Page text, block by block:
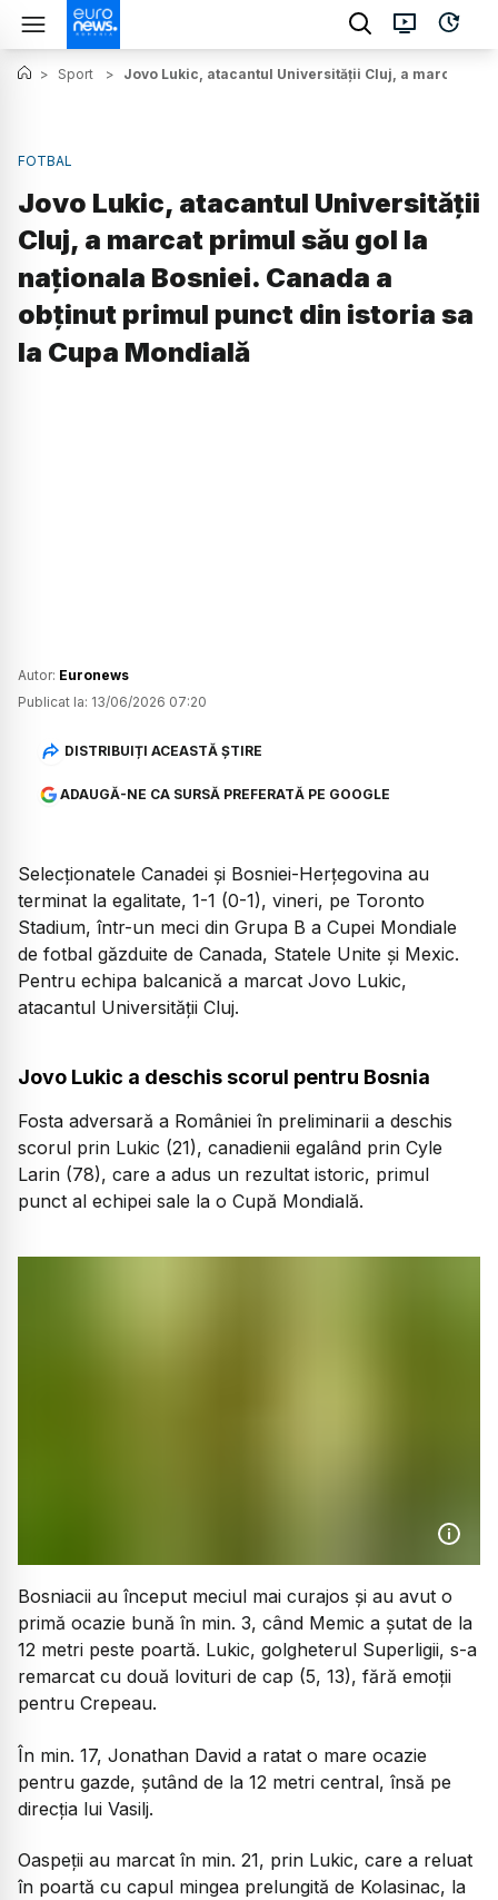
> Sport > Jovo Lukic, atacantul Universității Cluj, a marcat
FOTBAL
Jovo Lukic, atacantul Universității
Cluj, a marcat primul său gol la
naționala Bosniei. Canada a
obținut primul punct din istoria sa
la Cupa Mondială
Autor: Euronews
Publicat la: 13/06/2026 07:20
DISTRIBUIȚI ACEASTĂ ȘTIRE
ADAUGĂ-NE CA SURSĂ PREFERATĂ PE GOOGLE
Selecționatele Canadei și Bosniei-Herțegovina au
terminat la egalitate, 1-1 (0-1), vineri, pe Toronto
Stadium, într-un meci din Grupa B a Cupei Mondiale
de fotbal găzduite de Canada, Statele Unite și Mexic.
Pentru echipa balcanică a marcat Jovo Lukic,
atacantul Universității Cluj.
Jovo Lukic a deschis scorul pentru Bosnia
Fosta adversară a României în preliminarii a deschis
scorul prin Lukic (21), canadienii egalând prin Cyle
Larin (78), care a adus un rezultat istoric, primul
punct al echipei sale la o Cupă Mondială.
Bosniacii au început meciul mai curajos și au avut o
primă ocazie bună în min. 3, când Memic a șutat de la
12 metri peste poartă. Lukic, golgheterul Superligii, s-a
remarcat cu două lovituri de cap (5, 13), fără emoții
pentru Crepeau.
În min. 17, Jonathan David a ratat o mare ocazie
pentru gazde, șutând de la 12 metri central, însă pe
direcția lui Vasilj.
Oaspeții au marcat în min. 21, prin Lukic, care a reluat
în poartă cu capul mingea prelungită de Kolasinac, la